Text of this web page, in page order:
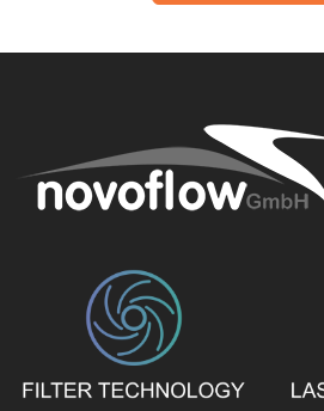
deutschen